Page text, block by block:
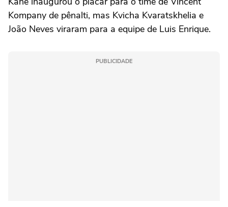
Kompany de pênalti, mas Kvicha Kvaratskhelia e
João Neves viraram para a equipe de Luis Enrique.
PUBLICIDADE